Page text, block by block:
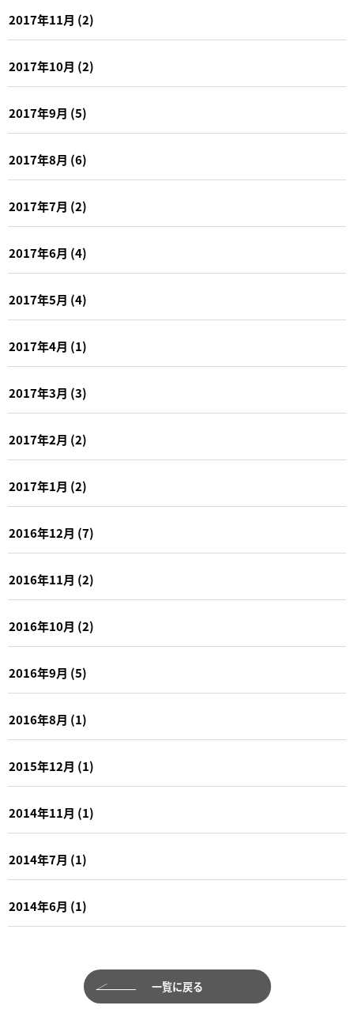
2017年11月 (2)
2017年10月 (2)
2017年9月 (5)
2017年8月 (6)
2017年7月 (2)
2017年6月 (4)
2017年5月 (4)
2017年4月 (1)
2017年3月 (3)
2017年2月 (2)
2017年1月 (2)
2016年12月 (7)
2016年11月 (2)
2016年10月 (2)
2016年9月 (5)
2016年8月 (1)
2015年12月 (1)
2014年11月 (1)
2014年7月 (1)
2014年6月 (1)
一覧に戻る